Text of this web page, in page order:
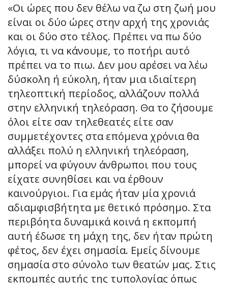
«Οι ώρες που δεν θέλω να ζω στη ζωή μου
είναι οι δύο ώρες στην αρχή της χρονιάς
και οι δύο στο τέλος. Πρέπει να πω δύο
λόγια, τι να κάνουμε, το ποτήρι αυτό
πρέπει να το πιω. Δεν μου αρέσει να λέω
δύσκολη ή εύκολη, ήταν μια ιδιαίτερη
τηλεοπτική περίοδος, αλλάζουν πολλά
στην ελληνική τηλεόραση. Θα το ζήσουμε
όλοι είτε σαν τηλεθεατές είτε σαν
συμμετέχοντες στα επόμενα χρόνια θα
αλλάξει πολύ η ελληνική τηλεόραση,
μπορεί να φύγουν άνθρωποι που τους
είχατε συνηθίσει και να έρθουν
καινούργιοι. Για εμάς ήταν μία χρονιά
αδιαμφισβήτητα με θετικό πρόσημο. Στα
περιβόητα δυναμικά κοινά η εκπομπή
αυτή έδωσε τη μάχη της, δεν ήταν πρώτη
φέτος, δεν έχει σημασία. Εμείς δίνουμε
σημασία στο σύνολο των θεατών μας. Στις
εκπομπές αυτής της τυπολογίας όπως